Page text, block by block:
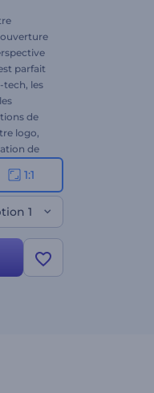
parfait
tech, les
de
logo,
de
le
1:1
1